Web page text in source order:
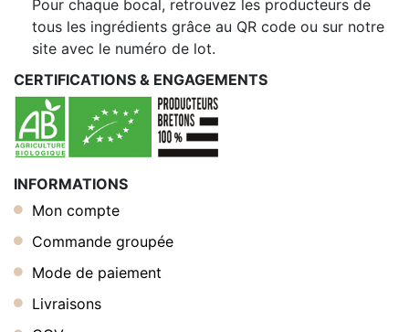
Pour chaque bocal, retrouvez les producteurs de
tous les ingrédients grâce au QR code ou sur notre
site avec le numéro de lot.
CERTIFICATIONS & ENGAGEMENTS
INFORMATIONS
Mon compte
Commande groupée
Mode de paiement
Livraisons